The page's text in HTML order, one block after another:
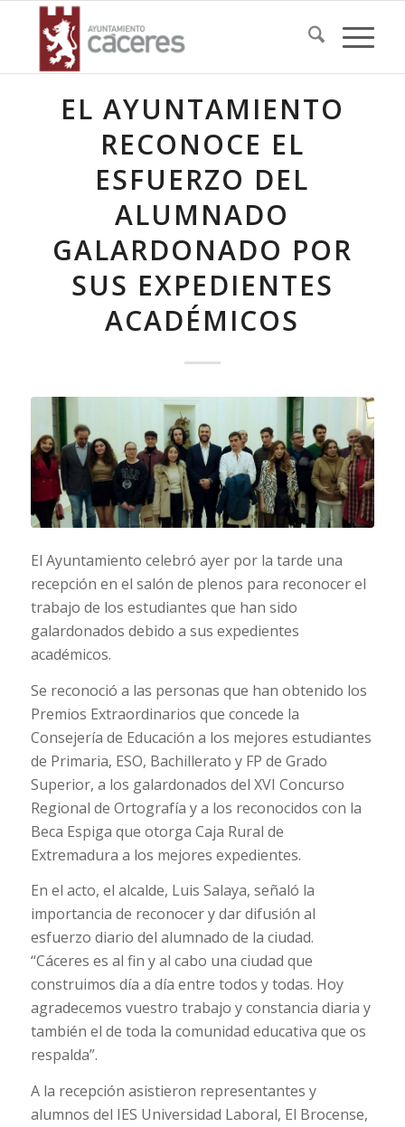
EL AYUNTAMIENTO
RECONOCE EL
ESFUERZO DEL
ALUMNADO
GALARDONADO POR
SUS EXPEDIENTES
ACADÉMICOS
El Ayuntamiento celebró ayer por la tarde una
recepción en el salón de plenos para reconocer el
trabajo de los estudiantes que han sido
galardonados debido a sus expedientes
académicos.
Se reconoció a las personas que han obtenido los
Premios Extraordinarios que concede la
Consejería de Educación a los mejores estudiantes
de Primaria, ESO, Bachillerato y FP de Grado
Superior, a los galardonados del XVI Concurso
Regional de Ortografía y a los reconocidos con la
Beca Espiga que otorga Caja Rural de
Extremadura a los mejores expedientes.
En el acto, el alcalde, Luis Salaya, señaló la
importancia de reconocer y dar difusión al
esfuerzo diario del alumnado de la ciudad.
“Cáceres es al fin y al cabo una ciudad que
construimos día a día entre todos y todas. Hoy
agradecemos vuestro trabajo y constancia diaria y
también el de toda la comunidad educativa que os
respalda”.
A la recepción asistieron representantes y
alumnos del IES Universidad Laboral, El Brocense,